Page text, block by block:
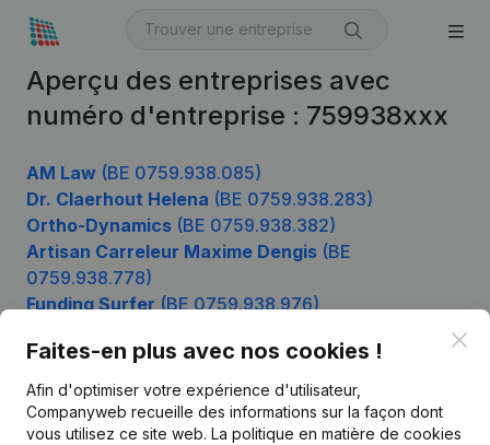
Aperçu des entreprises avec
numéro d'entreprise : 759938xxx
AM Law (BE 0759.938.085)
Dr. Claerhout Helena (BE 0759.938.283)
Ortho-Dynamics (BE 0759.938.382)
Artisan Carreleur Maxime Dengis (BE
0759.938.778)
Funding Surfer(BE 0759.938.976)
Faites-en plus avec nos cookies !
Afin d'optimiser votre expérience d'utilisateur,
Companyweb recueille des informations sur la façon dont
vous utilisez ce site web. La politique en matière de cookies
Produit
Informations d’entreprise